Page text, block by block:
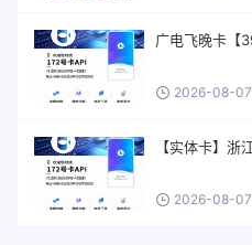
广电飞晚卡【
2026-08-07
【实体卡】浙
2026-08-07